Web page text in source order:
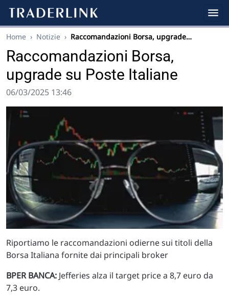
Home › Notizie › Raccomandazioni Borsa, upgrade…
Raccomandazioni Borsa,
upgrade su Poste Italiane
06/03/2025 13:46
Riportiamo le raccomandazioni odierne sui titoli della
Borsa Italiana fornite dai principali broker
BPER BANCA: Jefferies alza il target price a 8,7 euro da
7,3 euro.